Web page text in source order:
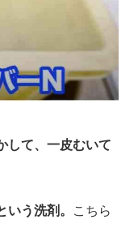
して、一皮むいて
う洗剤。
こちら